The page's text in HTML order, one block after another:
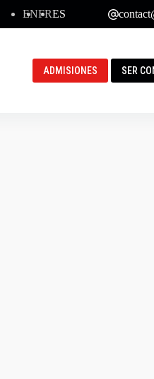
ENFRES
ADMISIONES SER